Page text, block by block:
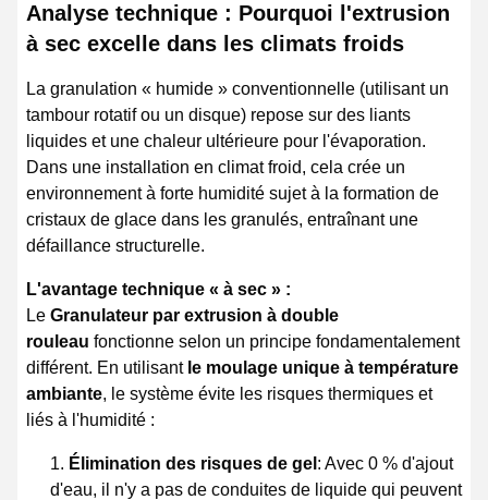
Analyse technique : Pourquoi l'extrusion
à sec excelle dans les climats froids
La granulation « humide » conventionnelle (utilisant un
tambour rotatif ou un disque) repose sur des liants
liquides et une chaleur ultérieure pour l'évaporation.
Dans une installation en climat froid, cela crée un
environnement à forte humidité sujet à la formation de
cristaux de glace dans les granulés, entraînant une
défaillance structurelle.
L'avantage technique « à sec » :
Le Granulateur par extrusion à double
rouleau fonctionne selon un principe fondamentalement
différent. En utilisant le moulage unique à température
ambiante, le système évite les risques thermiques et
liés à l'humidité :
Élimination des risques de gel : Avec 0 % d'ajout
d'eau, il n'y a pas de conduites de liquide qui peuvent